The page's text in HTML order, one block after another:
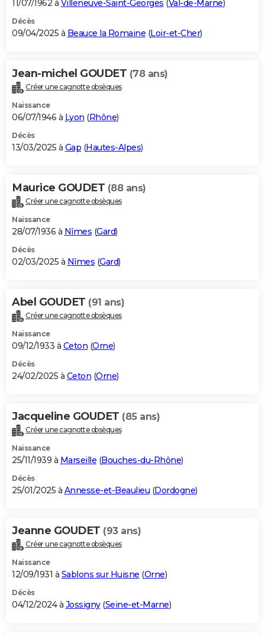
11/07/1962 à Villeneuve-Saint-Georges (Val-de-Marne)
Décès
09/04/2025 à Beauce la Romaine (Loir-et-Cher)
Jean-michel GOUDET (78 ans)
Créer une cagnotte obsèques
Naissance
06/07/1946 à Lyon (Rhône)
Décès
13/03/2025 à Gap (Hautes-Alpes)
Maurice GOUDET (88 ans)
Créer une cagnotte obsèques
Naissance
28/07/1936 à Nîmes (Gard)
Décès
02/03/2025 à Nîmes (Gard)
Abel GOUDET (91 ans)
Créer une cagnotte obsèques
Naissance
09/12/1933 à Ceton (Orne)
Décès
24/02/2025 à Ceton (Orne)
Jacqueline GOUDET (85 ans)
Créer une cagnotte obsèques
Naissance
25/11/1939 à Marseille (Bouches-du-Rhône)
Décès
25/01/2025 à Annesse-et-Beaulieu (Dordogne)
Jeanne GOUDET (93 ans)
Créer une cagnotte obsèques
Naissance
12/09/1931 à Sablons sur Huisne (Orne)
Décès
04/12/2024 à Jossigny(Seine-et-Marne)